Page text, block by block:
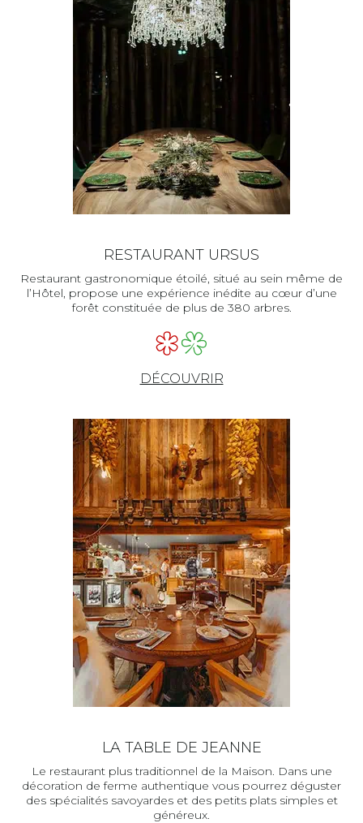
RESTAURANT URSUS
Restaurant gastronomique étoilé, situé au sein même de
l’Hôtel, propose une expérience inédite au cœur d’une
forêt constituée de plus de 380 arbres.
DÉCOUVRIR
LA TABLE DE JEANNE
Le restaurant plus traditionnel de la Maison. Dans une
décoration de ferme authentique vous pourrez déguster
des spécialités savoyardes et des petits plats simples et
généreux.